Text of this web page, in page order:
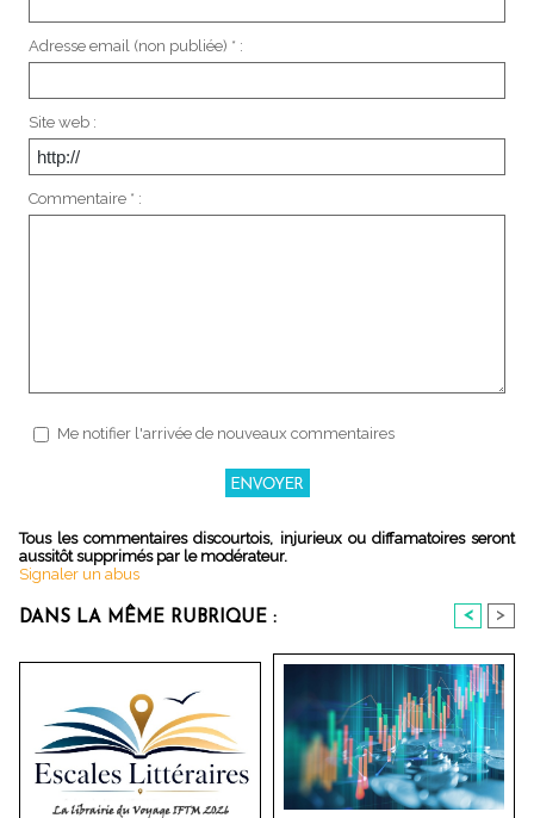
Adresse email (non publiée) * :
Site web :
Commentaire * :
Me notifier l'arrivée de nouveaux commentaires
Tous les commentaires discourtois, injurieux ou diffamatoires seront
aussitôt supprimés par le modérateur.
Signaler un abus
DANS LA MÊME RUBRIQUE : < >